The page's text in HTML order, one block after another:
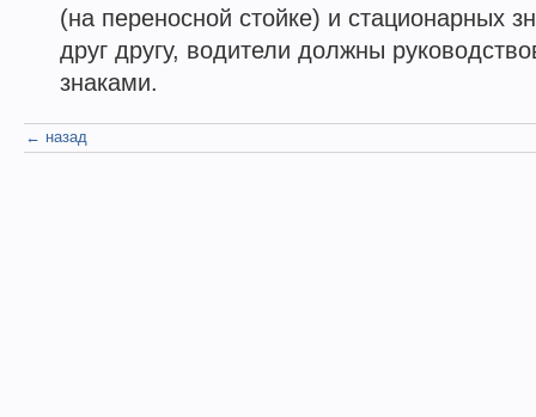
(на переносной стойке) и стационарных
друг другу, водители должны
знаками.
← назад